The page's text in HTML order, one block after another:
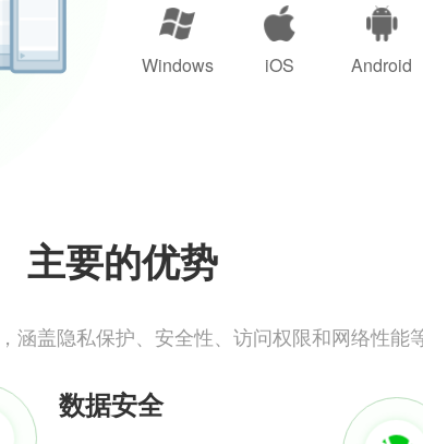
Windows iOS Android
主要的优势
涵盖隐私保护、安全性、访问权限和网络性能
数据安全